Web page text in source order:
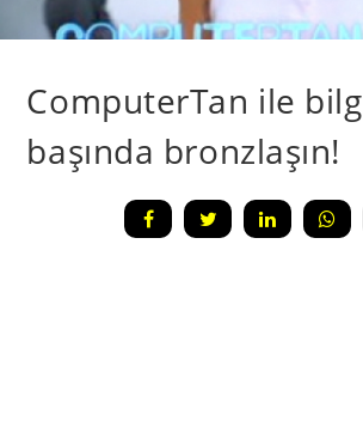
ComputerTan ile
başında bronzlaşın!